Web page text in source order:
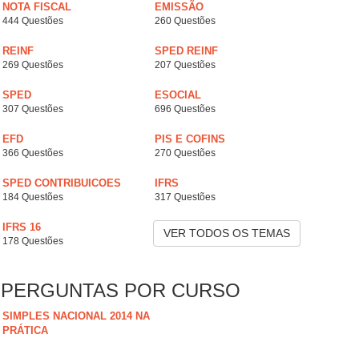
NOTA FISCAL
444 Questões
EMISSÃO
260 Questões
REINF
269 Questões
SPED REINF
207 Questões
SPED
307 Questões
ESOCIAL
696 Questões
EFD
366 Questões
PIS E COFINS
270 Questões
SPED CONTRIBUICOES
184 Questões
IFRS
317 Questões
IFRS 16
178 Questões
VER TODOS OS TEMAS
PERGUNTAS POR CURSO
SIMPLES NACIONAL 2014 NA
PRÁTICA